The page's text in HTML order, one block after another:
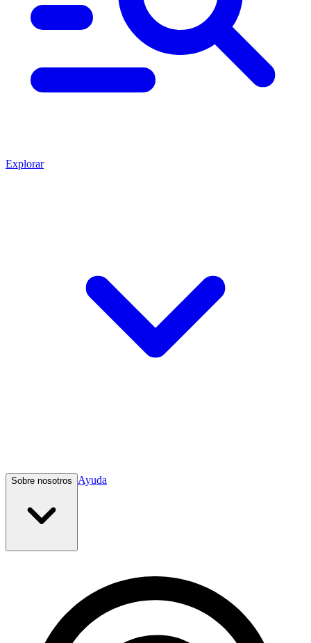
Explorar
Sobre nosotros Ayuda